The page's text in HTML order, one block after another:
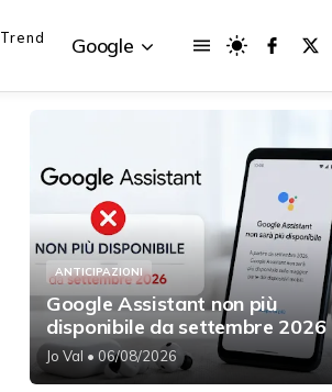
{{POSTS[3].LABEL}}
{{posts[3].title}}
Trend Google
{{POSTS[3].LABEL}}
{{posts[3].title}}
ANTICIPAZIONI
Google Assistant non più
disponibile da settembre 2026
Jo Val • 06/08/2026